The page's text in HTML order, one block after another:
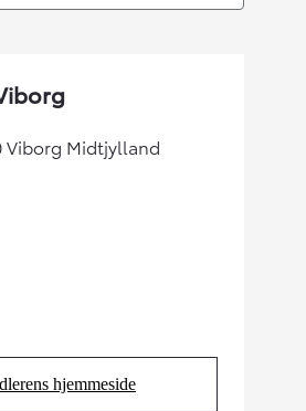
Viborg Midtjylland
tab)
tab)
hjemmeside
(Opens in new tab)